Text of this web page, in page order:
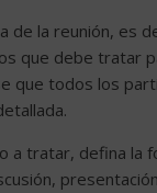
de la reunión, es
que debe tratar
que todos los
a tratar, defina la